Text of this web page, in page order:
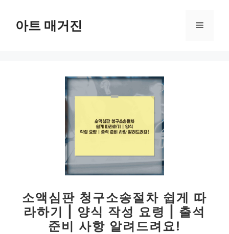
아트 매거진 메
소액심판 청구소송절차 쉽게 따
라하기 | 양식 작성 요령 | 출석
준비 사항 알려드려요!